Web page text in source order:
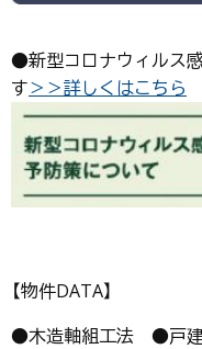
●新型コロナウィルス
す＞＞詳しくはこちら
【物件DATA】
●木造軸組工法 ●戸